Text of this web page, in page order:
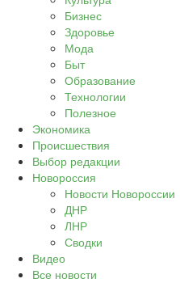
Бизнес
Здоровье
Мода
Быт
Образование
Технологии
Полезное
Экономика
Происшествия
Выбор редакции
Новороссия
Новости Новороссии
ДНР
ЛНР
Сводки
Видео
Все новости